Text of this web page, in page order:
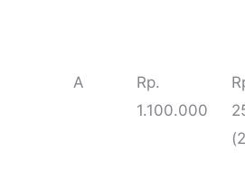
Type
Harga
A
Rp.
1.100.000